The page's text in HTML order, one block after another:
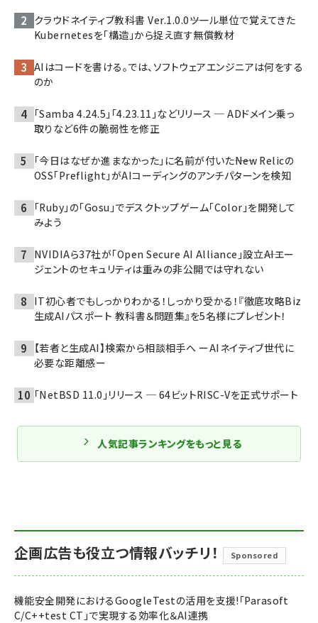
クラウドネイティブ教科書 Ver.1.0.0――ツール単位で覚えてきた
Kubernetesを「構造」から捉え直す無償教材
AIはコードを書ける。では、ソフトウェアエンジニアは何をする
のか
「Samba 4.24.5」「4.23.11」などリリース ─ ADドメイン乗っ
取りなど6件の脆弱性を修正
「今日はなぜか進まなかった」に名前が付いた――New Relicの
OSS「Preflight」がAIコーディングのアンチパターンを検知
「Ruby」の「Gosu」でデスクトップゲーム「Color」を開発して
みよう
NVIDIAら37社が「Open Secure AI Alliance」設立――AIエー
ジェントのセキュリティは重みの非公開では守れない
IT初心者でもしっかりわかる！しっかり受かる！『徹底攻略Biz
生成AIパスポート 教科書＆問題集』を5名様にプレゼント！
【若者と生成AI】検索から相談相手へ ーAIネイティブ世代に
必要な距離感ー
「NetBSD 11.0」リリース ─ 64ビットRISC-Vを正式サポート
人気記事ランキングをもっと見る
企画広告も役立つ情報バッチリ！ Sponsored
機能安全開発におけるGoogleTestの活用を支援!「Parasoft
C/C++test CT」で実現する効率化＆AI連携